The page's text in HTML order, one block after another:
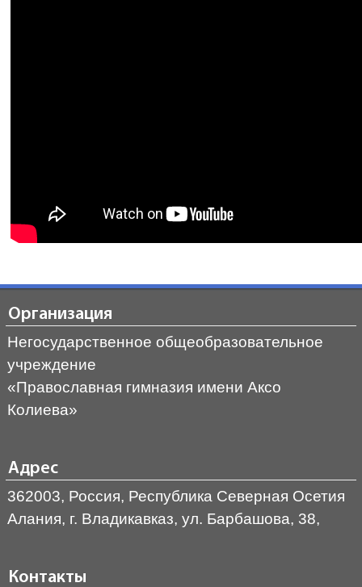
Организация
Негосударственное общеобразовательное
учреждение
«Православная гимназия имени Аксо
Колиева»
Адрес
362003, Россия, Республика Северная Осетия
Алания, г. Владикавказ, ул. Барбашова, 38,
Контакты